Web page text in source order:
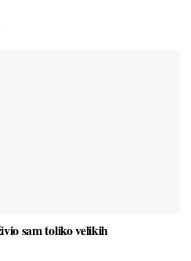
sam toliko velikih